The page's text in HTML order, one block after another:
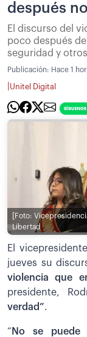
después
El discurso del
poco después
seguridad y
Publicación: Hace 1
Unitel Digital
[Foto:
Libertad
El
jueves su
violencia que
presidente,
verdad”.
“ No se puede